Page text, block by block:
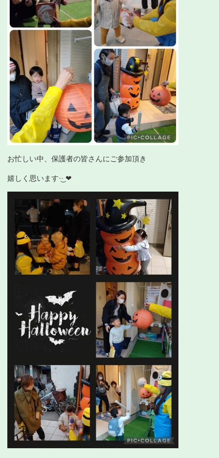
お忙しい中、保護者の皆さんにご参加頂き
嬉しく思います‪·͜· ❤︎‬